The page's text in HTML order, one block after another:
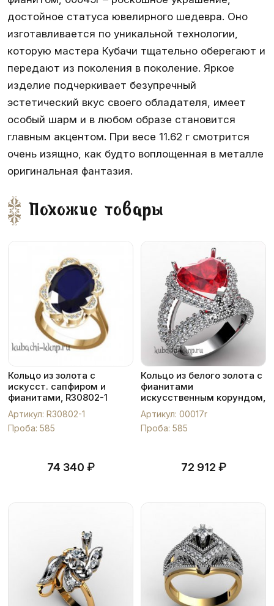
достойное статуса ювелирного шедевра. Оно
изготавливается по уникальной технологии,
которую мастера Кубачи тщательно оберегают и
передают из поколения в поколение. Яркое
изделие подчеркивает безупречный
эстетический вкус своего обладателя, имеет
особый шарм и в любом образе становится
главным акцентом. При весе 11.62 г смотрится
очень изящно, как будто воплощенная в металле
оригинальная фантазия.
Похожие товары
Кольцо из золота с
искусст. сапфиром и
фианитами, R30802-1
Артикул: R30802-1
Проба: 585
74 340 ₽
Кольцо из белого золота с
фианитами
искусственным корундом,
00017r
Артикул: 00017r
Проба: 585
72 912 ₽